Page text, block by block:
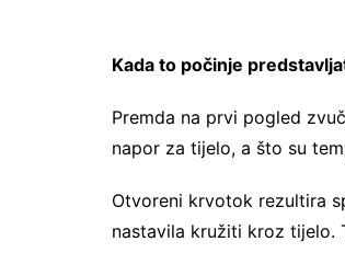
Kada to počinje
Premda na prvi pogled
napor za tijelo, a što su
Otvoreni krvotok rezultira
nastavila kružiti kroz tijelo.